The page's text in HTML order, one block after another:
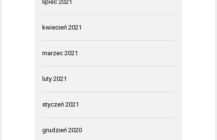
lipiec 2021
kwiecień 2021
marzec 2021
luty 2021
styczeń 2021
grudzień 2020